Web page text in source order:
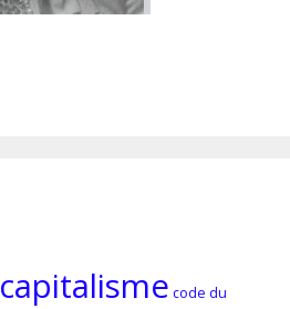
capitalisme code du